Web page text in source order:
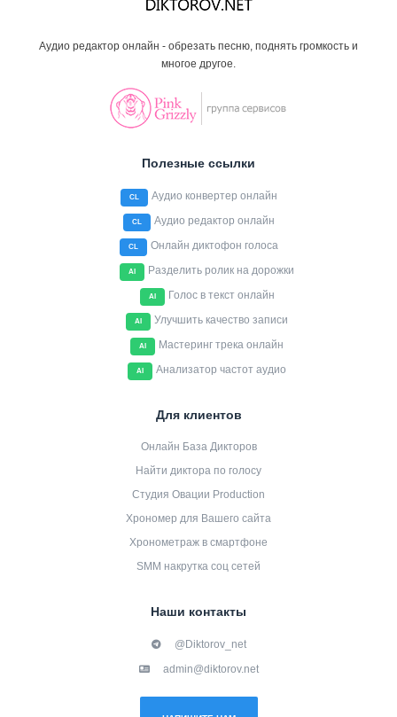
Аудио редактор онлайн - обрезать песню, поднять громкость и
многое другое.
Полезные ссылки
CL Аудио конвертер онлайн
CL Аудио редактор онлайн
CL Онлайн диктофон голоса
AI Разделить ролик на дорожки
AI Голос в текст онлайн
AI Улучшить качество записи
AI Мастеринг трека онлайн
AI Анализатор частот аудио
Для клиентов
Онлайн База Дикторов
Найти диктора по голосу
Студия Овации Production
Хрономер для Вашего сайта
Хронометраж в смартфоне
SMM накрутка соц сетей
Наши контакты
@Diktorov_net
admin@diktorov.net